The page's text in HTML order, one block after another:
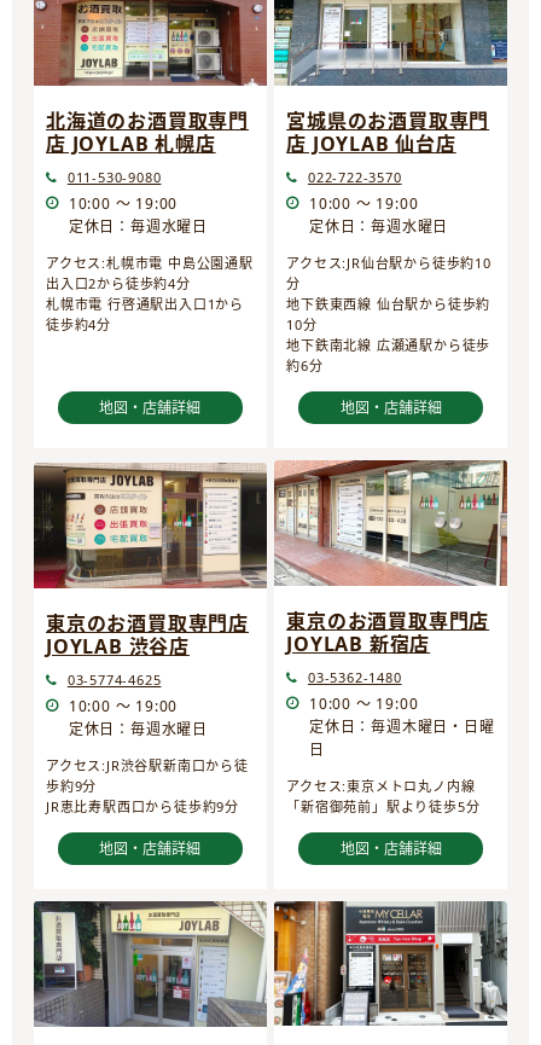
北海道のお酒買取専門
店 JOYLAB 札幌店
011-530-9080
10:00 ～ 19:00
定休日：毎週水曜日
アクセス:札幌市電 中島公園通駅
出入口2から徒歩約4分
札幌市電 行啓通駅出入口1から
徒歩約4分
地図・店舗詳細
宮城県のお酒買取専門
店 JOYLAB 仙台店
022-722-3570
10:00 ～ 19:00
定休日：毎週水曜日
アクセス:JR仙台駅から徒歩約10
分
地下鉄東西線 仙台駅から徒歩約
10分
地下鉄南北線 広瀬通駅から徒歩
約6分
地図・店舗詳細
東京のお酒買取専門店
JOYLAB 渋谷店
03-5774-4625
10:00 ～ 19:00
定休日：毎週水曜日
アクセス:JR渋谷駅新南口から徒
歩約9分
JR恵比寿駅西口から徒歩約9分
地図・店舗詳細
東京のお酒買取専門店
JOYLAB 新宿店
03-5362-1480
10:00 ～ 19:00
定休日：毎週木曜日・日曜
日
アクセス:東京メトロ丸ノ内線
「新宿御苑前」駅より徒歩5分
地図・店舗詳細